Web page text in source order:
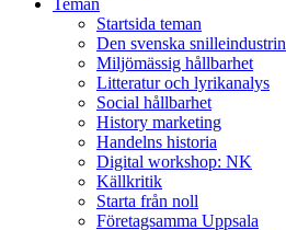
Teman
Startsida teman
Den svenska snilleindustrin
Miljömässig hållbarhet
Litteratur och lyrikanalys
Social hållbarhet
History marketing
Handelns historia
Digital workshop: NK
Källkritik
Starta från noll
Företagsamma Uppsala